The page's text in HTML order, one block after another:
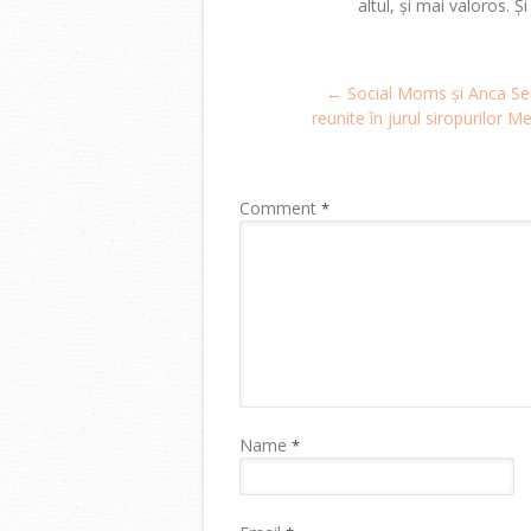
altul, și mai valoros.
navigation
← Social Moms și Anca
reunite în jurul siropurilor
Comment *
Name *